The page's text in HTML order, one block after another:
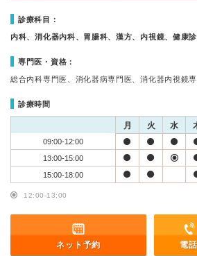
診療科目：
内科、消化器内科、胃腸科、漢方、内視鏡、健康
専門医・資格：
総合内科専門医、消化器病専門医、消化器内視鏡
診療時間
月 火 水
09:00-12:00
13:00-15:00
15:00-18:00
12:00-13:00
ネット予約 電話